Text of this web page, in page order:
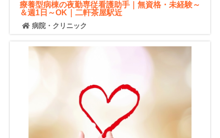
療養型病棟の夜勤専従看護助手｜無資格・未経験～
＆週1日～OK｜二軒茶屋駅近
病院・クリニック